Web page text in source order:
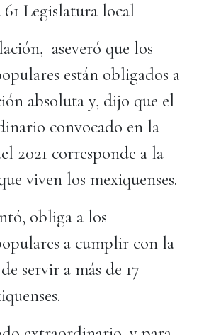
61 Legislatura local
aseveró que los
están obligados a
absoluta y, dijo que el
convocado en la
2021 corresponde a la
viven los mexiquenses.
obliga a los
a cumplir con la
servir a más de 17